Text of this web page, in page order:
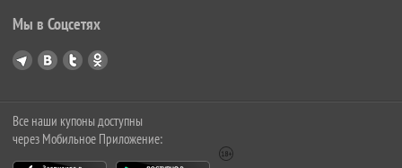
Мы в Соцсетях
Все наши купоны доступны
через Мобильное Приложение: